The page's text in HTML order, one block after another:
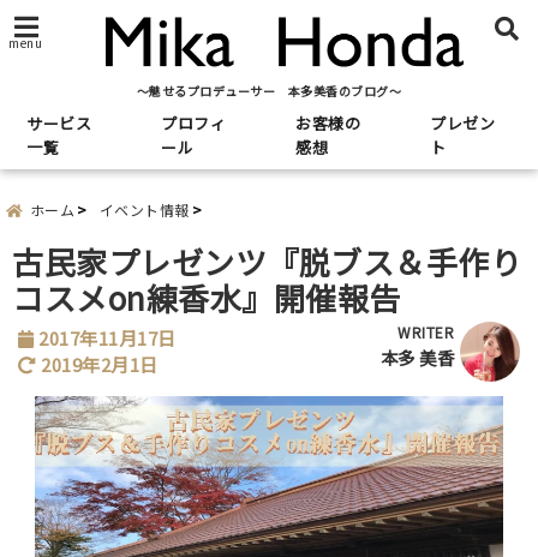
menu
～魅せるプロデューサー 本多美香のブログ～
サービス
一覧
プロフィ
ール
お客様の
感想
プレゼン
ト
ホーム イベント情報
古民家プレゼンツ『脱ブス＆手作り
コスメon練香水』開催報告
2017年11月17日
2019年2月1日
WRITER
本多 美香